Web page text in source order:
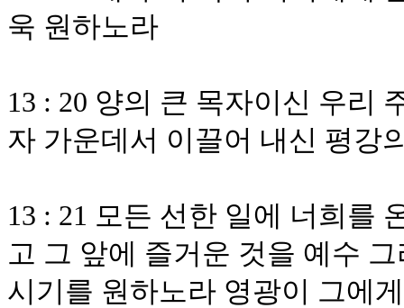
욱 원하노라
13 : 20 양의 큰 목자이신 우리
자 가운데서 이끌어 내신 평강
13 : 21 모든 선한 일에 너희를
고 그 앞에 즐거운 것을 예수
시기를 원하노라 영광이 그에